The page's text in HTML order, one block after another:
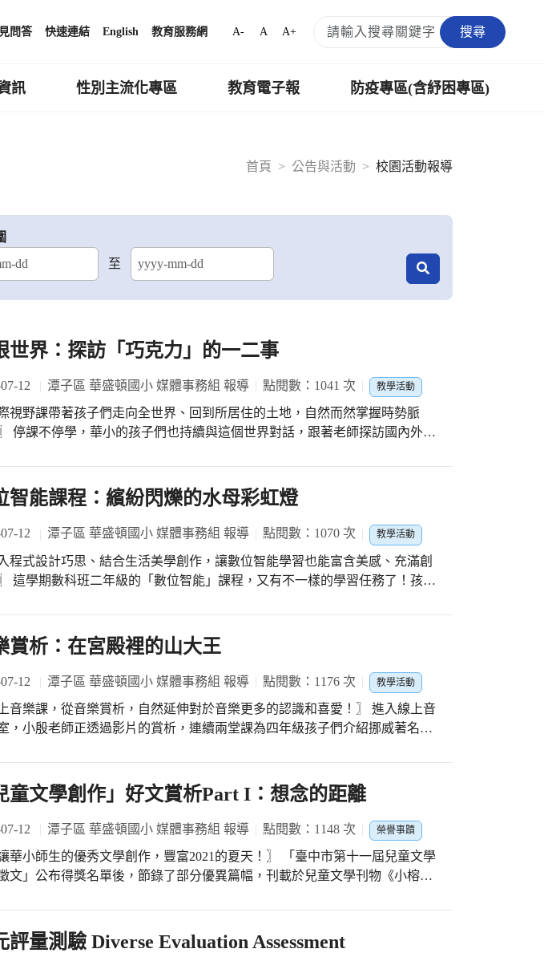
問答 快速連結 English 教育服務網 A- A A+ 搜尋
訊 性別主流化專區 教育電子報 防疫專區(含紓困專區)
首頁
公告與活動 校園活動報導
至
世界：探訪「巧克力」的一二事
12 潭子區 華盛頓國小 媒體事務組 報導 點閱數：1041 次 教學活動
際視野課帶著孩子們走向全世界、回到所居住的土地，自然而然掌握時勢脈
國內外不
製作過程，以及全球最大可可輸出國--象牙海岸所面臨的童工議題，進而認
，視角拉回到台灣，孩子們也在老師的引導下，了解了現
巧克力市場的發展情況，原來不只是國際品牌，我們也有屬於自己的巧克力
以及30種大家常吃到的巧克力。而台灣近來獲獎無數的精品巧克力，也成為課
題。 透過國際視野課，生活中看似理所當然的事物，竟藏著這麼
深究的學習面向。每一堂課，都將孩子與世界及所居住土地的距離，越拉越
智能課程：繽紛閃爍的水母彩虹燈
12 潭子區 華盛頓國小 媒體事務組 報導 點閱數：1070 次 教學活動
入程式設計巧思、結合生活美學創作，讓數位智能學習也能富含美感、充滿創
了！孩子
的控制，產生七彩變化的燈光效果，甚至製作出燈光移動的閃爍特效。 孩子
腦汁，只為了呈現最棒的作品效果，完成的那一刻，成就感也油然而生。這
科班獨特的課程魅力，讓人享受思考與手作的無限樂趣。
賞析：在宮殿裡的山大王
12 潭子區 華盛頓國小 媒體事務組 報導 點閱數：1176 次 教學活動
音樂課，從音樂賞析，自然延伸對於音樂更多的認識和喜愛！〗 進入線上音
，小殷老師正透過影片的賞析，連續兩堂課為四年級孩子們介紹挪威著名作
聽樂曲後的感受，細細品味樂曲演奏時的所有Tempo速度變化、Dynamics大
變化、Pitch音高變化，以及究竟有哪些演奏樂器？讓孩子們自然地連結之前曾
樂術語及交響樂樂器等知識。 老師也邀請大家進行身體節奏遊戲，跟著
進行拍手、踏腳、彈指、拍腿等動作；之後也透過刺激的輪盤抽籤軟體，分別
聽音樂片段辨別音樂的大小聲、聲音的高低及節奏的快慢。 豐富紮實的音樂
時在線上進行，也能傳遞雋永流傳的美妙音符，讓孩子們的聽覺和心靈都獲
童文學創作」好文賞析Part I：想念的距離
12 潭子區 華盛頓國小 媒體事務組 報導 點閱數：1148 次 榮譽事蹟
小師生的優秀文學創作，豐富2021的夏天！〗 「臺中市第十一屆兒童文學
文」公布得獎名單後，節錄了部分優異篇幅，刊載於兒童文學刊物《小榕樹
！ 首發第一篇，由二年級黃翎軒同學榮獲「低年級組散文第二
作品《想念的距離》，帶您透過動人的筆觸，細細品味孩子與家人之間的濃
評量測驗 Diverse Evaluation Assessment